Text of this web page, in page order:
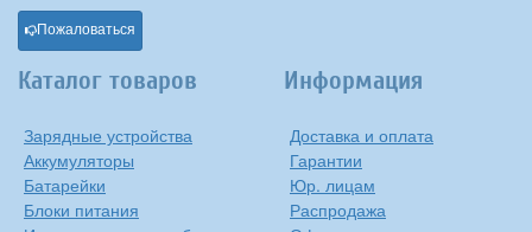
Пожаловаться
Каталог товаров
Зарядные устройства
Аккумуляторы
Батарейки
Блоки питания
Информация
Доставка и оплата
Гарантии
Юр. лицам
Распродажа